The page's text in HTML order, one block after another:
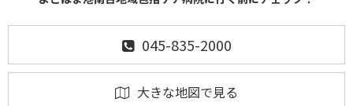
045-835-2000
大きな地図で見る